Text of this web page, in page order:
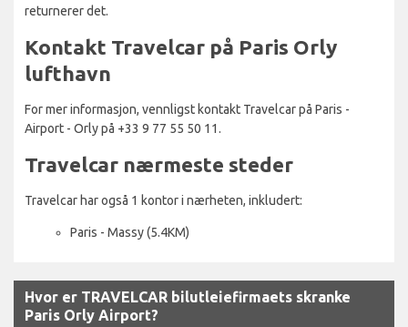
returnerer det.
Kontakt Travelcar på Paris Orly
lufthavn
For mer informasjon, vennligst kontakt Travelcar på Paris -
Airport - Orly på +33 9 77 55 50 11.
Travelcar nærmeste steder
Travelcar har også 1 kontor i nærheten, inkludert:
Paris - Massy (5.4KM)
Hvor er TRAVELCAR bilutleiefirmaets skranke
Paris Orly Airport?